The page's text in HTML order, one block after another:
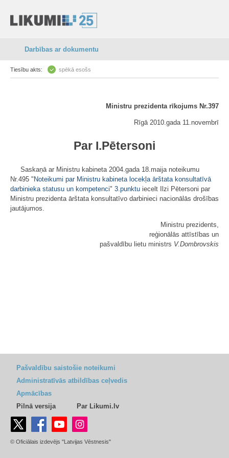
Darbības ar dokumentu
Tiesību akts: spēkā esošs
Ministru prezidenta rīkojums Nr.397
Rīgā 2010.gada 11.novembrī
Par I.Pētersoni
Saskaņā ar Ministru kabineta 2004.gada 18.maija noteikumu
Nr.495 " Noteikumi par Ministru kabineta locekļa ārštata konsultatīvā
darbinieka statusu un kompetenci" 3.punktu iecelt Ilzi Pētersoni par
Ministru prezidenta ārštata konsultatīvo darbinieci nacionālās drošības
jautājumos.
Ministru prezidents,
reģionālās attīstības un
pašvaldību lietu ministrs V.Dombrovskis
Pašvaldību saistošie noteikumi
Administratīvās atbildības ceļvedis
Apmācības
Pilnā versija
Par Likumi.lv
© Oficiālais izdevējs "Latvijas Vēstnesis"